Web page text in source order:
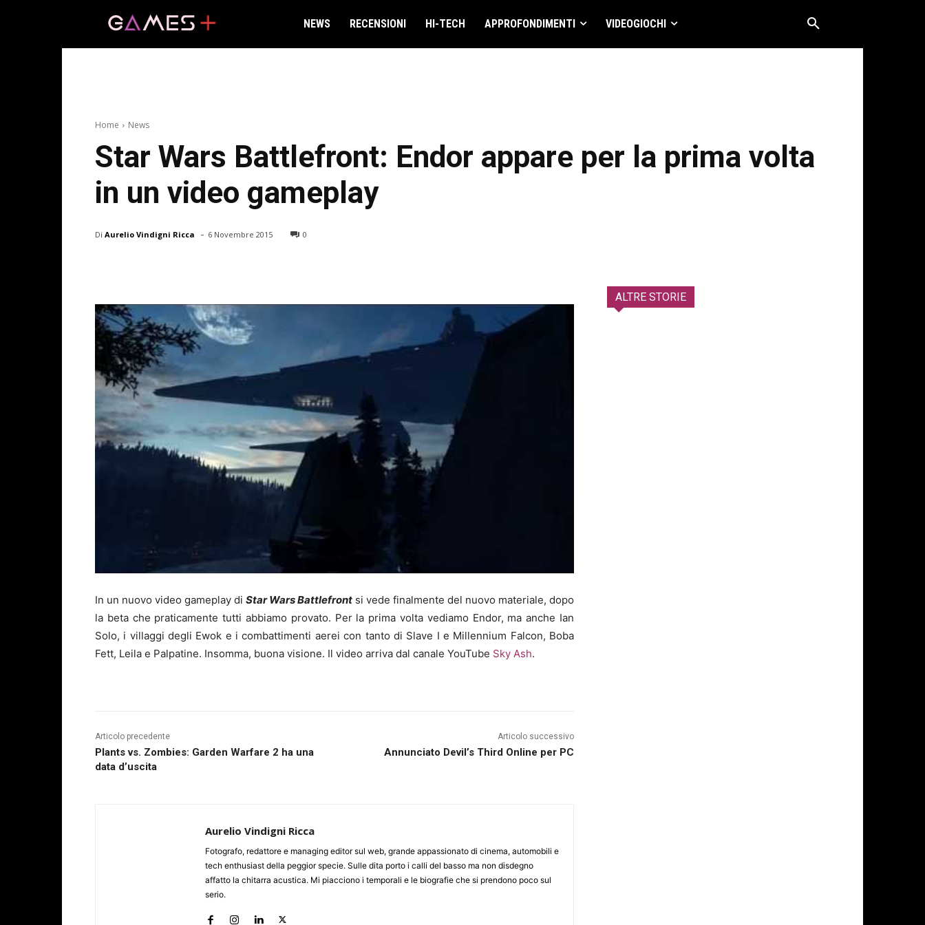
NEWS RECENSIONI HI-TECH APPROFONDIMENTI VIDEOGIOCHI
Home News
Star Wars Battlefront: Endor appare per la prima volta
in un video gameplay
Di Aurelio Vindigni Ricca - 6 Novembre 2015 0
In un nuovo video gameplay di Star Wars Battlefront si vede finalmente del nuovo materiale, dopo
la beta che praticamente tutti abbiamo provato. Per la prima volta vediamo Endor, ma anche Ian
Solo, i villaggi degli Ewok e i combattimenti aerei con tanto di Slave I e Millennium Falcon, Boba
Fett, Leila e Palpatine. Insomma, buona visione. Il video arriva dal canale YouTube Sky Ash.
Articolo precedente
Plants vs. Zombies: Garden Warfare 2 ha una
data d’uscita
Articolo successivo
Annunciato Devil’s Third Online per PC
Aurelio Vindigni Ricca
Fotografo, redattore e managing editor sul web, grande appassionato di cinema, automobili e
tech enthusiast della peggior specie. Sulle dita porto i calli del basso ma non disdegno
affatto la chitarra acustica. Mi piacciono i temporali e le biografie che si prendono poco sul
serio.
ALTRE STORIE